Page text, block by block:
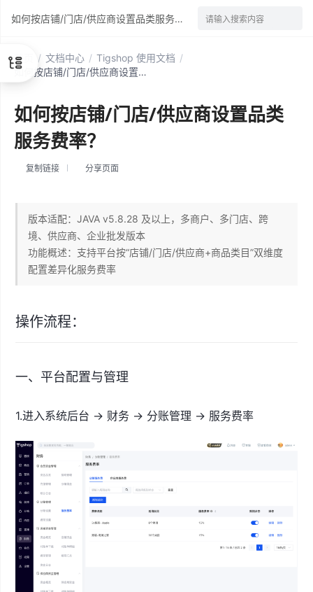
首页 / 文档中心 / Tigshop 使用文档 /
如何按店铺/门店/供应商设置品类服务费率？
如何按店铺/门店/供应商设置品类
服务费率？
复制链接 分享页面
版本适配：JAVA v5.8.28 及以上，多商户、多门店、跨
境、供应商、企业批发版本
功能概述：支持平台按“店铺/门店/供应商+商品类目”双维度
配置差异化服务费率
操作流程：
一、平台配置与管理
1.进入系统后台 → 财务 → 分账管理 → 服务费率
如何按店铺/门店/供应商设置品类服务费率？ 请输入搜索内容